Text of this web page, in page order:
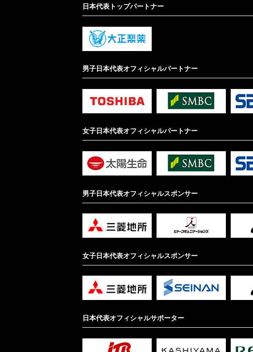
日本代表トップパートナー
男子日本代表オフィシャルパートナー
女子日本代表オフィシャルパートナー
男子日本代表オフィシャルスポンサー
女子日本代表オフィシャルスポンサー
日本代表オフィシャルサポーター